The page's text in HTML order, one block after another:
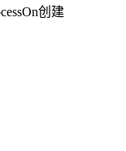
创建